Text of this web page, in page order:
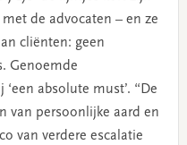
de advocaten – en ze
cliënten: geen
Genoemde
absolute must’. “De
van persoonlijke aard en
van verdere escalatie